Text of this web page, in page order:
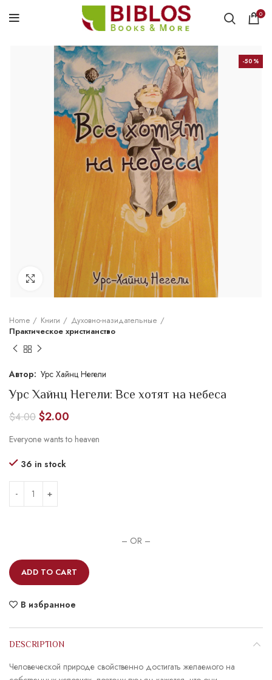
0
-50%
Увеличить
Home Книги
Духовно-назидательные
Практическое христианство
Урс Хайнц Негели
Урс Хайнц Негели: Все хотят на небеса
$4.00 $2.00
Everyone wants to heaven
36 in stock
– OR –
ADD TO CART
В избранное
DESCRIPTION
Человеческой природе свойственно достигать желаемого на